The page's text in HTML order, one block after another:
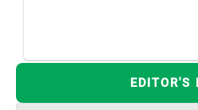
EDITOR'S